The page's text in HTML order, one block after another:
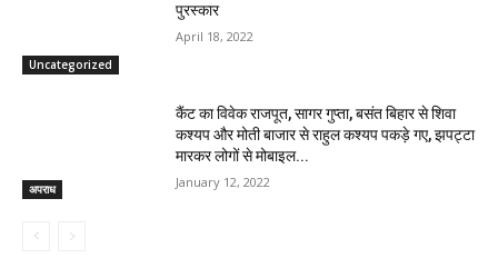
Uncategorized
पुरस्कार
April 18, 2022
अपराध
कैंट का विवेक राजपूत, सागर गुप्ता, बसंत बिहार से शिवा
कश्यप और मोती बाजार से राहुल कश्यप पकड़े गए, झपट्टा
मारकर लोगों से मोबाइल...
January 12, 2022